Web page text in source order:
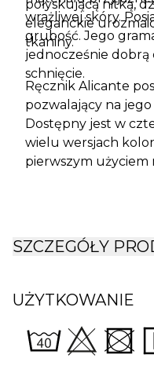
połyskującą nitką,
eleganckie
tkaniny.
wrażliwej skóry.
grubość. Jego
jednocześnie dobrą
schnięcie.
Ręcznik Alicante
pozwalający na
Dostępny jest w
wielu wersjach
pierwszym użyciem
zaleceń
SZCZEGÓŁY
UŻYTKOWANIE